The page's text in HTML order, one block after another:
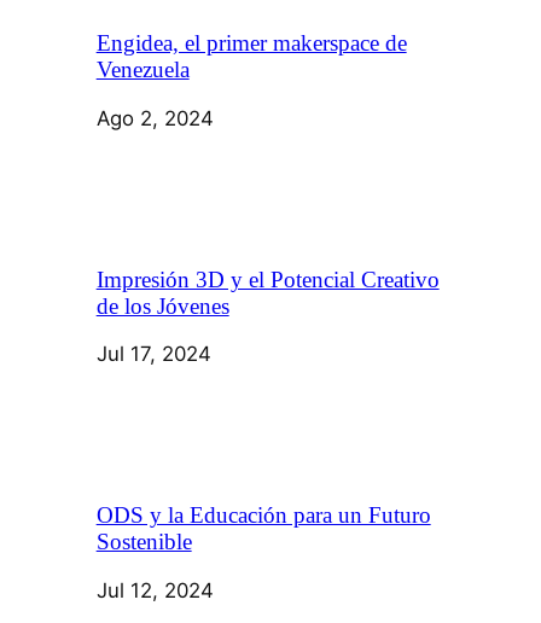
Engidea, el primer makerspace de
Venezuela
Ago 2, 2024
Impresión 3D y el Potencial Creativo
de los Jóvenes
Jul 17, 2024
ODS y la Educación para un Futuro
Sostenible
Jul 12, 2024